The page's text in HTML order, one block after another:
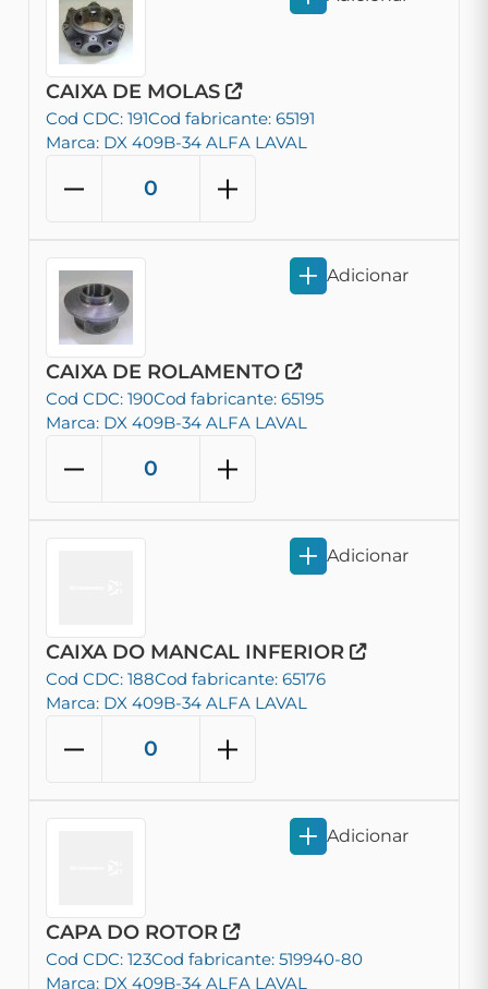
CAIXA DE MOLAS
Cod CDC: 191Cod fabricante: 65191
Marca: DX 409B-34 ALFA LAVAL
CAIXA DE ROLAMENTO
Cod CDC: 190Cod fabricante: 65195
Marca: DX 409B-34 ALFA LAVAL
Adicionar
CAIXA DO MANCAL INFERIOR
Cod CDC: 188Cod fabricante: 65176
Marca: DX 409B-34 ALFA LAVAL
Adicionar
CAPA DO ROTOR
Cod CDC: 123Cod fabricante: 519940-80
Marca: DX 409B-34 ALFA LAVAL
Adicionar